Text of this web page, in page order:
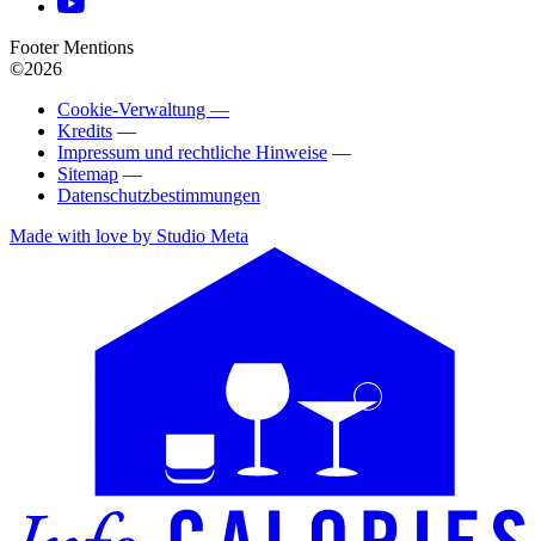
Footer Mentions
©2026
Cookie-Verwaltung —
Kredits —
Impressum und rechtliche Hinweise —
Sitemap —
Datenschutzbestimmungen
Made with love by Studio Meta